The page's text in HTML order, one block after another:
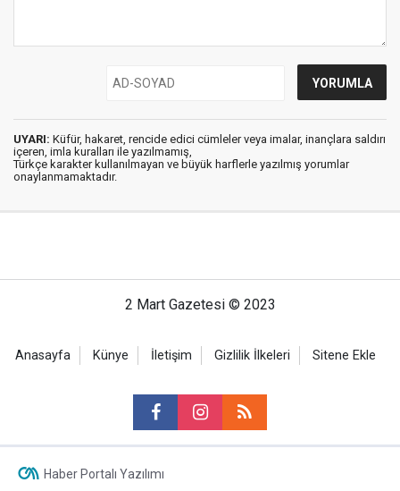
UYARI: Küfür, hakaret, rencide edici cümleler veya imalar, inançlara saldırı
içeren, imla kuralları ile yazılmamış,
Türkçe karakter kullanılmayan ve büyük harflerle yazılmış yorumlar
onaylanmamaktadır.
2 Mart Gazetesi © 2023
Anasayfa Künye İletişim Gizlilik İlkeleri Sitene Ekle
Haber Portalı Yazılımı